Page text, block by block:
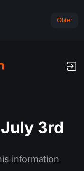
Obter
3rd
information